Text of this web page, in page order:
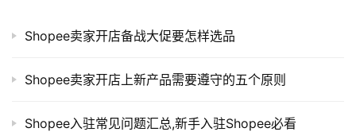
Shopee卖家开店备战大促要怎样选品
Shopee卖家开店上新产品需要遵守的五个原则
Shopee入驻常见问题汇总,新手入驻Shopee必看